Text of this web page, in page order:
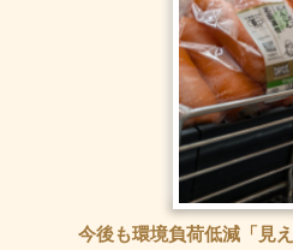
今後も環境負荷低減「見